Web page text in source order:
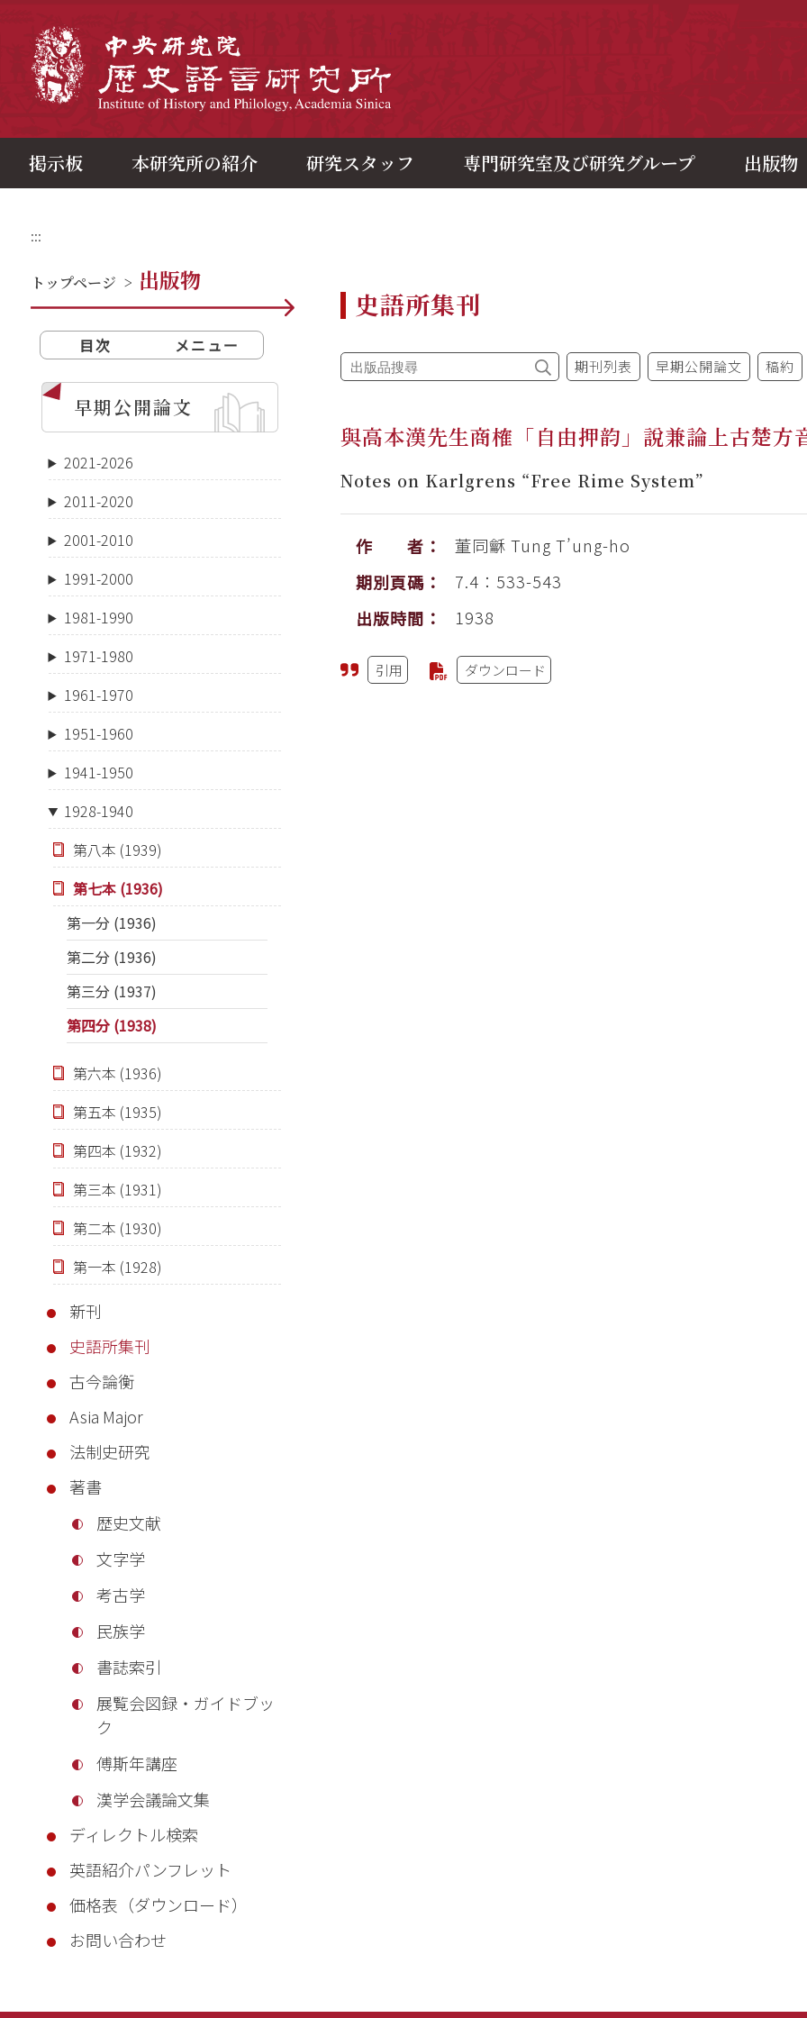
掲示板 本研究所の紹介 研究スタッフ 専門研究室及び研究グループ 出版物
:::
トップページ > 出版物
目次 メニュー
早期公開論文
2021-2026
2011-2020
2001-2010
1991-2000
1981-1990
1971-1980
1961-1970
1951-1960
1941-1950
1928-1940
第八本 (1939)
第七本 (1936)
第一分 (1936)
第二分 (1936)
第三分 (1937)
第四分 (1938)
第六本 (1936)
第五本 (1935)
第四本 (1932)
第三本 (1931)
第二本 (1930)
第一本 (1928)
新刊
史語所集刊
古今論衡
Asia Major
法制史研究
著書
歴史文献
文字学
考古学
民族学
書誌索引
展覧会図録・ガイドブッ
ク
傅斯年講座
漢学会議論文集
ディレクトル検索
英語紹介パンフレット
価格表（ダウンロード）
お問い合わせ
史語所集刊
期刊列表 早期公開論文 稿約
與高本漢先生商榷「自由押韵」說兼論上古楚方
Notes on Karlgrens “Free Rime System”
作 者： 董同龢Tung T’ung-ho
期別頁碼：
7.4：533-543
出版時間：
1938
引用 ダウンロード